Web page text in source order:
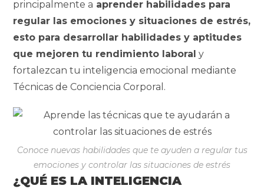
principalmente a aprender habilidades para
regular las emociones y situaciones de estrés,
esto para desarrollar habilidades y aptitudes
que mejoren tu rendimiento laboral y
fortalezcan tu inteligencia emocional mediante
Técnicas de Conciencia Corporal.
Conoce nuevas habilidades que te ayuden a regular tus
emociones y controlar las situaciones de estrés
¿QUÉ ES LA INTELIGENCIA